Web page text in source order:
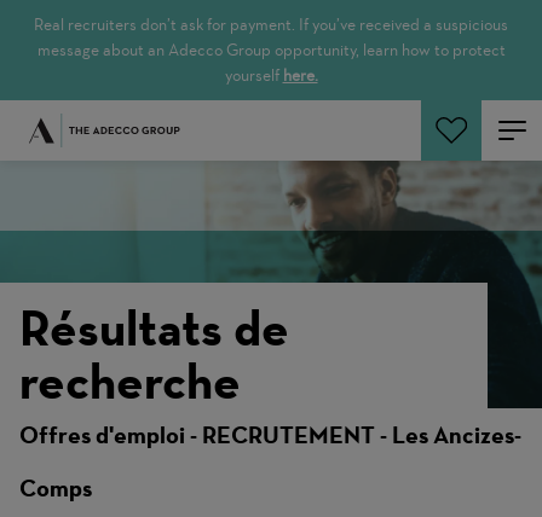
Real recruiters don’t ask for payment. If you’ve received a suspicious
message about an Adecco Group opportunity, learn how to protect
yourself here.
Rechercher
Résultats de
recherche
Offres d'emploi - RECRUTEMENT - Les Ancizes-
Comps